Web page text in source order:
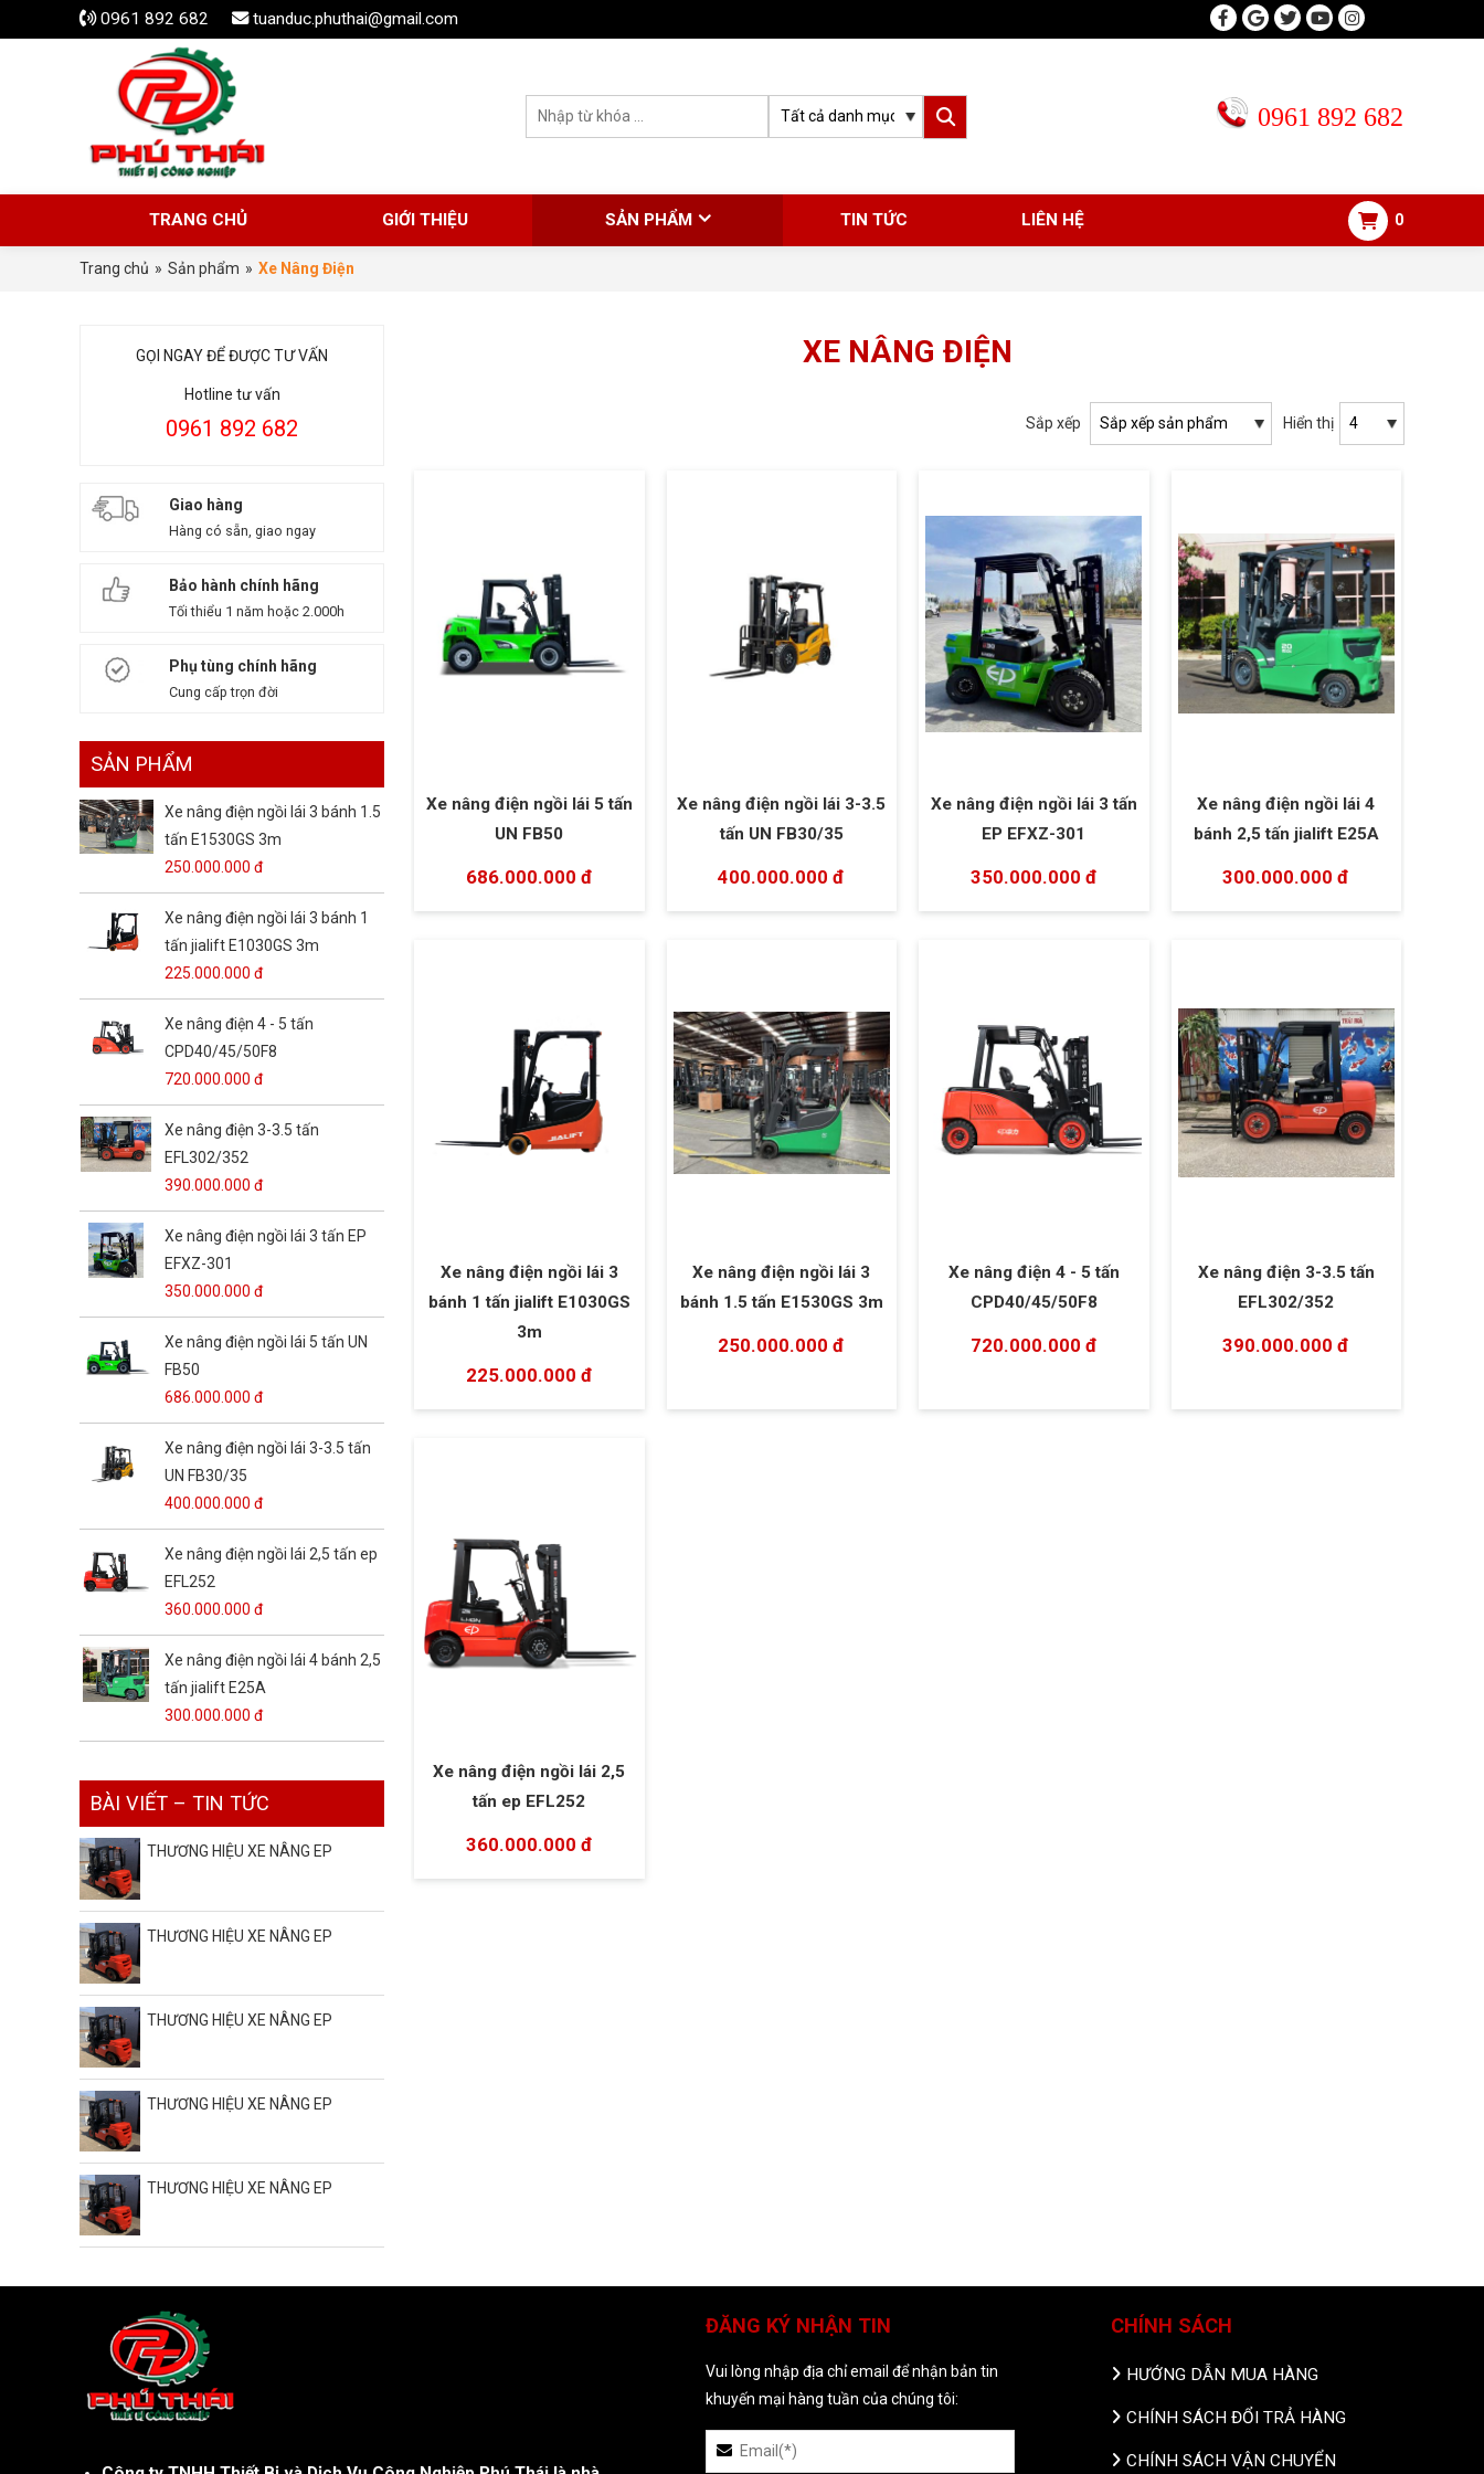
0961 892 682 tuanduc.phuthai@gmail.com
0961 892 682
TRANG CHỦ GIỚI THIỆU SẢN PHẨM TIN TỨC LIÊN HỆ 0
Trang chủ » Sản phẩm » Xe Nâng Điện
GỌI NGAY ĐỂ ĐƯỢC TƯ VẤN
Hotline tư vấn
0961 892 682
Giao hàng
Hàng có sẵn, giao ngay
Bảo hành chính hãng
Tối thiểu 1 năm hoặc 2.000h
Phụ tùng chính hãng
Cung cấp trọn đời
SẢN PHẨM
Xe nâng điện ngồi lái 3 bánh 1.5
tấn E1530GS 3m
250.000.000 đ
Xe nâng điện ngồi lái 3 bánh 1
tấn jialift E1030GS 3m
225.000.000 đ
Xe nâng điện 4 - 5 tấn
CPD40/45/50F8
720.000.000 đ
Xe nâng điện 3-3.5 tấn
EFL302/352
390.000.000 đ
Xe nâng điện ngồi lái 3 tấn EP
EFXZ-301
350.000.000 đ
Xe nâng điện ngồi lái 5 tấn UN
FB50
686.000.000 đ
Xe nâng điện ngồi lái 3-3.5 tấn
UN FB30/35
400.000.000 đ
Xe nâng điện ngồi lái 2,5 tấn ep
EFL252
360.000.000 đ
Xe nâng điện ngồi lái 4 bánh 2,5
tấn jialift E25A
300.000.000 đ
BÀI VIẾT – TIN TỨC
THƯƠNG HIỆU XE NÂNG EP
THƯƠNG HIỆU XE NÂNG EP
THƯƠNG HIỆU XE NÂNG EP
THƯƠNG HIỆU XE NÂNG EP
THƯƠNG HIỆU XE NÂNG EP
XE NÂNG ĐIỆN
Sắp xếp Hiển thị
Xe nâng điện ngồi lái 5 tấn
UN FB50
686.000.000 đ
Xe nâng điện ngồi lái 3-3.5
tấn UN FB30/35
400.000.000 đ
Xe nâng điện ngồi lái 3 tấn
EP EFXZ-301
350.000.000 đ
Xe nâng điện ngồi lái 4
bánh 2,5 tấn jialift E25A
300.000.000 đ
Xe nâng điện ngồi lái 3
bánh 1 tấn jialift E1030GS
3m
225.000.000 đ
Xe nâng điện ngồi lái 3
bánh 1.5 tấn E1530GS 3m
250.000.000 đ
Xe nâng điện 4 - 5 tấn
CPD40/45/50F8
720.000.000 đ
Xe nâng điện 3-3.5 tấn
EFL302/352
390.000.000 đ
Xe nâng điện ngồi lái 2,5
tấn ep EFL252
360.000.000 đ
ĐĂNG KÝ NHẬN TIN
Vui lòng nhập địa chỉ email để nhận bản tin
khuyến mại hàng tuần của chúng tôi:
CHÍNH SÁCH
HƯỚNG DẪN MUA HÀNG
CHÍNH SÁCH ĐỔI TRẢ HÀNG
CHÍNH SÁCH VẬN CHUYỂN